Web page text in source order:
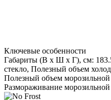
Ключевые особенности
Габариты (В х Ш х Г), см:
стекло, Полезный объем
Полезный объем
Размораживание